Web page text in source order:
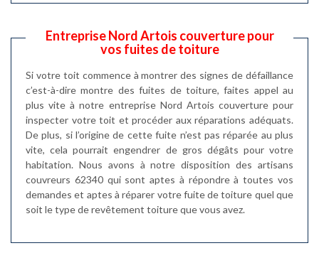
Entreprise Nord Artois couverture pour
vos fuites de toiture
Si votre toit commence à montrer des signes de défaillance
c’est-à-dire montre des fuites de toiture, faites appel au
plus vite à notre entreprise Nord Artois couverture pour
inspecter votre toit et procéder aux réparations adéquats.
De plus, si l’origine de cette fuite n’est pas réparée au plus
vite, cela pourrait engendrer de gros dégâts pour votre
habitation. Nous avons à notre disposition des artisans
couvreurs 62340 qui sont aptes à répondre à toutes vos
demandes et aptes à réparer votre fuite de toiture quel que
soit le type de revêtement toiture que vous avez.